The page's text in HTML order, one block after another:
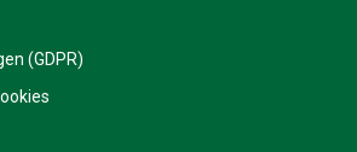
(GDPR)